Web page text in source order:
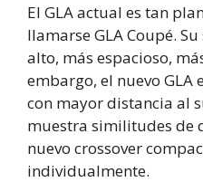
El GLA actual es tan
llamarse GLA Coupé.
alto, más espacioso,
embargo, el nuevo GLA
con mayor distancia al
muestra similitudes de
nuevo crossover
individualmente.